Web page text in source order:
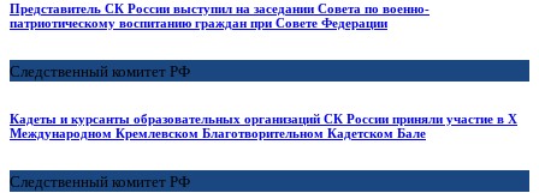
Представитель СК России выступил на заседании Совета по военно-
патриотическому воспитанию граждан при Совете Федерации
Следственный комитет РФ
Кадеты и курсанты образовательных организаций СК России приняли участие в X
Международном Кремлевском Благотворительном Кадетском Бале
Следственный комитет РФ